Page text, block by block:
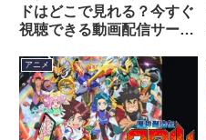
ドはどこで見れる？今すぐ
視聴できる動画配信サービ
アニメ